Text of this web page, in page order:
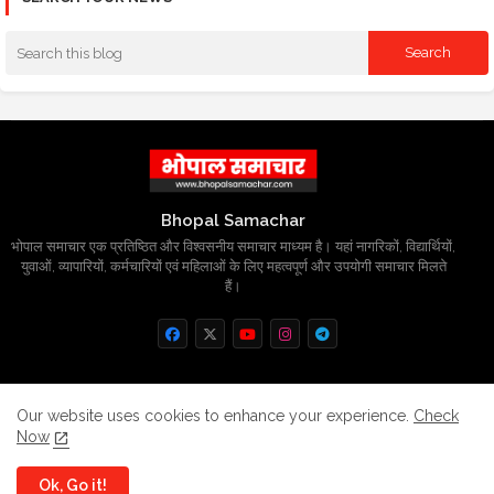
Bhopal Samachar
भोपाल समाचार एक प्रतिष्ठित और विश्वसनीय समाचार माध्यम है। यहां नागरिकों, विद्यार्थियों,
युवाओं, व्यापारियों, कर्मचारियों एवं महिलाओं के लिए महत्वपूर्ण और उपयोगी समाचार मिलते
हैं।
Home About Contact us
Privacy Policy
Our website uses cookies to enhance your experience. Check
Now
Ok, Go it!